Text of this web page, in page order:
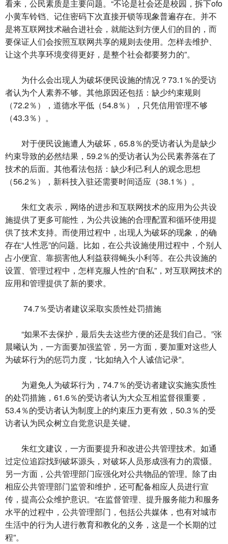
看来，公民素质是主要问题。“不论是社会还是校园，拆下ofo
小黄车铃铛、记住密码下次直接开锁等现象普遍存在。并不
是将互联网技术融合进社会，就能达到方便人们的目的，而
要保证人们会按照互联网共享的规则去使用。怎样去维护、
让这个共享环境变得更好，是整个社会都要努力的”。
为什么会出现人为破坏便民设施的情况？73.1％的受访
者认为个人素养不够。其他原因还包括：缺少约束规则
（72.2％），道德水平低（54.8％），只凭信用管理不够
（43.3％）。
对于便民设施遭人为破坏，65.8％的受访者认为是缺少
约束导致的必然结果，59.2％的受访者认为公民素养落在了
技术的后面。其他看法包括：缺少利己利人的观念思想
（56.2％），新科技入驻还需要时间适应（38.1％）。
朱红文表示，网络的进步和互联网技术的应用为公共设
施提供了更多可能性，为公共设施的合理配置和循环使用提
供了技术支持。而使用过程中，出现人为破坏的现象，的确
存在“人性恶”的问题。比如，在公共设施使用过程中，个别人
占小便宜、靠损害他人利益获得蝇头小利等。在公共设施的
设置、管理过程中，怎样克服人性的“自私”，对互联网技术的
应用和管理提供了新的要求。
74.7％受访者建议采取实质性处罚措施
“如果不去保护，最后失去这些方便的还是我们自己。”张
晨曦认为，一方面要加强监管，另一方面，要加重对这些人
为破坏行为的惩罚力度，“比如纳入个人诚信记录”。
为避免人为破坏行为，74.7％的受访者建议实施实质性
的处罚措施，61.6％的受访者认为大众互相监督很重要，
53.4％的受访者认为制度上的约束压力更有效，50.3％的受
访者认为民众树立自觉意识是关键。
朱红文建议，一方面要提升和改进公共管理技术。如通
过定位追踪找到破坏源头，对破坏人员形成强有力的震慑。
另一方面，公共管理部门应强化对公共物品的管理。除了由
相应公共管理部门监管和维护，还可配备相应人员进行宣
传，提高公众维护意识。“在监督管理、提升服务能力和服务
水平的过程中，公共管理部门，包括公共媒体，也有对城市
生活中的行为人进行教育和教化的义务，这是一个长期的过
程”。